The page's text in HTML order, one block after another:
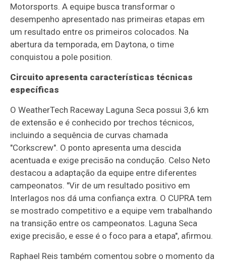
Motorsports. A equipe busca transformar o
desempenho apresentado nas primeiras etapas em
um resultado entre os primeiros colocados. Na
abertura da temporada, em Daytona, o time
conquistou a pole position.
Circuito apresenta características técnicas
específicas
O WeatherTech Raceway Laguna Seca possui 3,6 km
de extensão e é conhecido por trechos técnicos,
incluindo a sequência de curvas chamada
"Corkscrew". O ponto apresenta uma descida
acentuada e exige precisão na condução. Celso Neto
destacou a adaptação da equipe entre diferentes
campeonatos. "Vir de um resultado positivo em
Interlagos nos dá uma confiança extra. O CUPRA tem
se mostrado competitivo e a equipe vem trabalhando
na transição entre os campeonatos. Laguna Seca
exige precisão, e esse é o foco para a etapa", afirmou.
Raphael Reis também comentou sobre o momento da